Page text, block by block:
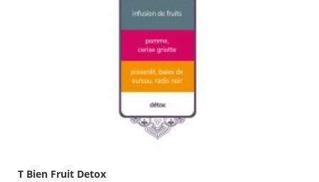
T Bien Fruit Detox